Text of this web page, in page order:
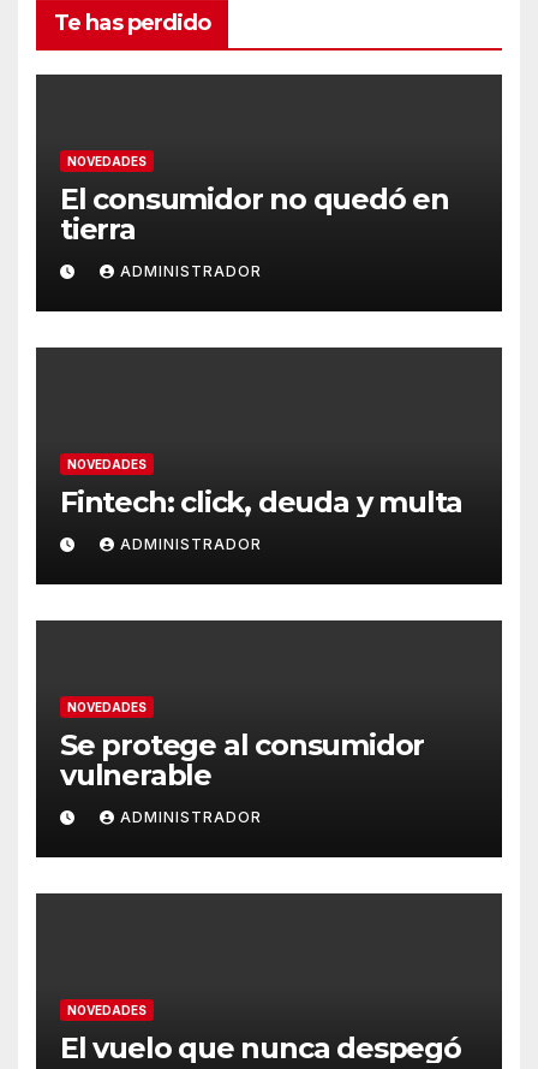
Te has perdido
NOVEDADES
El consumidor no quedó en
tierra
ADMINISTRADOR
NOVEDADES
Fintech: click, deuda y multa
ADMINISTRADOR
NOVEDADES
Se protege al consumidor
vulnerable
ADMINISTRADOR
NOVEDADES
El vuelo que nunca despegó